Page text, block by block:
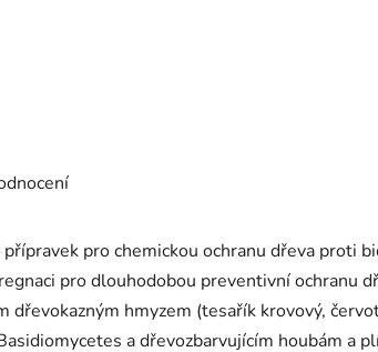
pro chemickou ochranu dřeva proti
pro dlouhodobou preventivní ochranu
dřevokazným hmyzem (tesařík krovový,
a dřevozbarvujícím houbám a